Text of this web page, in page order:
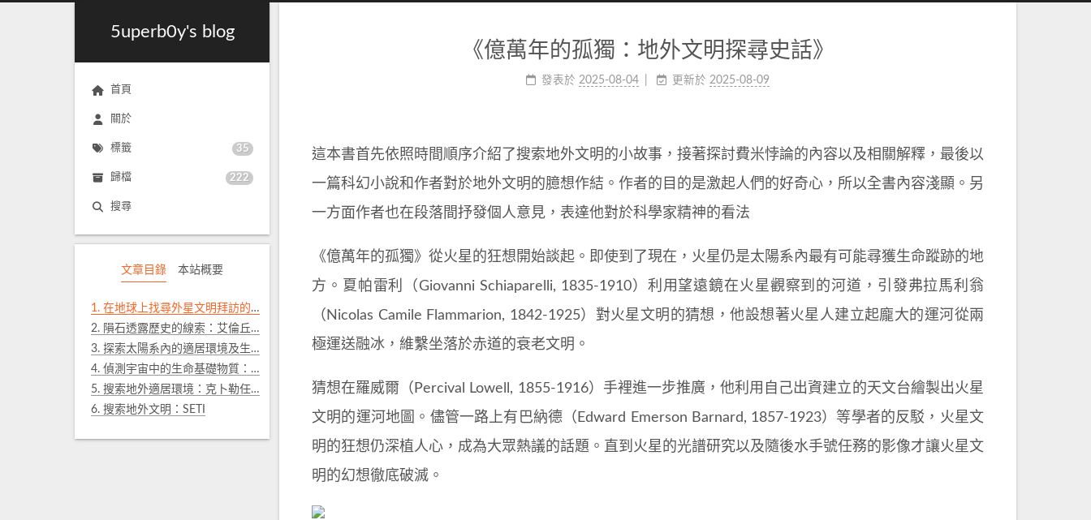
5uperb0y's blog
首頁
關於
標籤 35
歸檔 222
搜尋
文章目錄 本站概要
1. 在地球上找尋外星文明拜訪的蹤跡：幽浮與古代太空人
2. 隕石透露歷史的線索：艾倫丘陵隕石及默奇森隕石
3. 探索太陽系內的適居環境及生命現象：維京計畫及卡西尼號任務
4. 偵測宇宙中的生命基礎物質：羅賽塔號與阿塔卡瑪陣列
5. 搜索地外適居環境：克卜勒任務二號
6. 搜索地外文明：SETI
《億萬年的孤獨：地外文明探尋史話》
發表於 2025-08-04 更新於 2025-08-09
這本書首先依照時間順序介紹了搜索地外文明的小故事，接著探討費米悖論的內容以及相關解釋，最後以
一篇科幻小說和作者對於地外文明的臆想作結。作者的目的是激起人們的好奇心，所以全書內容淺顯。另
一方面作者也在段落間抒發個人意見，表達他對於科學家精神的看法
《億萬年的孤獨》從火星的狂想開始談起。即使到了現在，火星仍是太陽系內最有可能尋獲生命蹤跡的地
方。夏帕雷利（Giovanni Schiaparelli, 1835-1910）利用望遠鏡在火星觀察到的河道，引發弗拉馬利翁
（Nicolas Camile Flammarion, 1842-1925）對火星文明的猜想，他設想著火星人建立起龐大的運河從兩
極運送融冰，維繫坐落於赤道的衰老文明。
猜想在羅威爾（Percival Lowell, 1855-1916）手裡進一步推廣，他利用自己出資建立的天文台繪製出火星
文明的運河地圖。儘管一路上有巴納德（Edward Emerson Barnard, 1857-1923）等學者的反駁，火星文
明的狂想仍深植人心，成為大眾熱議的話題。直到火星的光譜研究以及隨後水手號任務的影像才讓火星文
明的幻想徹底破滅。